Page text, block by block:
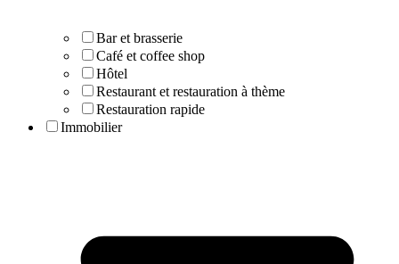
Bar et brasserie
Café et coffee shop
Hôtel
Restaurant et restauration à thème
Restauration rapide
Immobilier